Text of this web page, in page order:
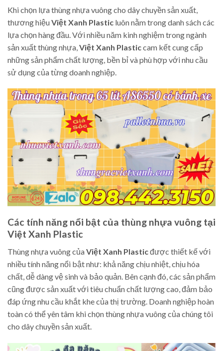
Khi chọn lựa thùng nhựa vuông cho dây chuyền sản xuất,
thương hiệuViệt Xanh Plastic luôn nằm trong danh sách các
lựa chọn hàng đầu. Với nhiều năm kinh nghiệm trong ngành
sản xuất thùng nhựa, Việt Xanh Plasticcam kết cung cấp
những sản phẩm chất lượng, bền bỉ và phù hợp với nhu cầu
sử dụng của từng doanh nghiệp.
Các tính năng nổi bật của thùng nhựa vuông tại
Việt Xanh Plastic
Thùng nhựa vuông củaViệt Xanh Plasticđược thiết kế với
nhiều tính năng nổi bật như: khả năng chịu nhiệt, chịu hóa
chất, dễ dàng vệ sinh và bảo quản. Bên cạnh đó, các sản phẩm
cũng được sản xuất với tiêu chuẩn chất lượng cao, đảm bảo
đáp ứng nhu cầu khắt khe của thị trường. Doanh nghiệp hoàn
toàn có thể yên tâm khi chọn thùng nhựa vuông của chúng tôi
cho dây chuyền sản xuất.